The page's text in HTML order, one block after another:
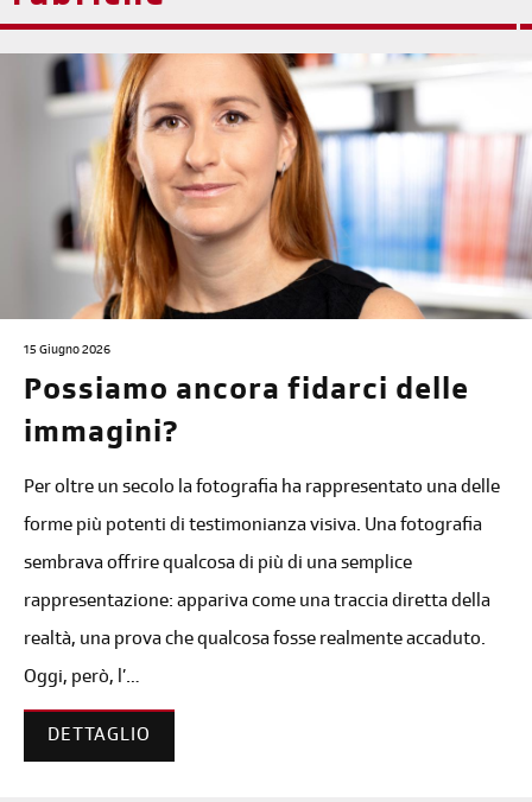
15 Giugno 2026
Possiamo ancora fidarci delle
immagini?
Per oltre un secolo la fotografia ha rappresentato una delle
forme più potenti di testimonianza visiva. Una fotografia
sembrava offrire qualcosa di più di una semplice
rappresentazione: appariva come una traccia diretta della
realtà, una prova che qualcosa fosse realmente accaduto.
Oggi, però, l’…
DETTAGLIO